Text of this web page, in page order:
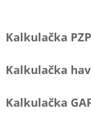
Kalkulačka PZP
Kalkulačka
Kalkulačka